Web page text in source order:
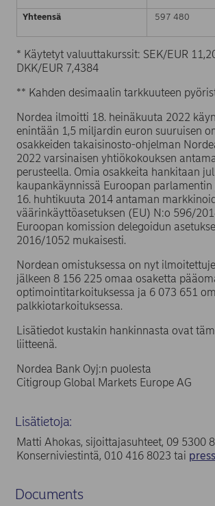
Yhteensä 597 480
* Käytetyt valuuttakurssit: SEK/EUR
DKK/EUR 7,4384
** Kahden desimaalin tarkkuuteen
Nordea ilmoitti 18. heinäkuuta 2022
enintään 1,5 miljardin euron suuruisen
osakkeiden takaisinosto-ohjelman
2022 varsinaisen yhtiökokouksen
perusteella. Omia osakkeita hankitaan
kaupankäynnissä Euroopan parlamentin
16. huhtikuuta 2014 antaman
väärinkäyttöasetuksen (EU) N:o 596/
Euroopan komission delegoidun
2016/1052 mukaisesti.
Nordean omistuksessa on nyt
jälkeen 8 156 225 omaa osaketta
optimointitarkoituksessa ja 6 073 651
palkkiotarkoituksessa.
Lisätiedot kustakin hankinnasta ovat
liitteenä.
Nordea Bank Oyj:n puolesta
Citigroup Global Markets Europe AG
Lisätietoja:
Matti Ahokas, sijoittajasuhteet, 09 5300
Konserniviestintä, 010 416 8023 tai
Documents